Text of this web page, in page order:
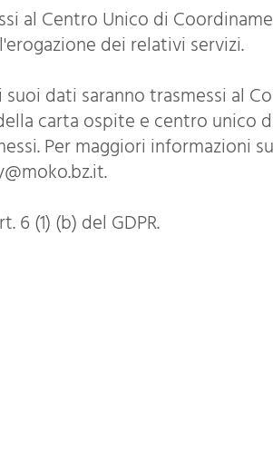
al Centro Unico di
dei relativi servizi.
suoi dati saranno trasmessi al
carta ospite e centro
Per maggiori informazioni
(1) (b) del GDPR.